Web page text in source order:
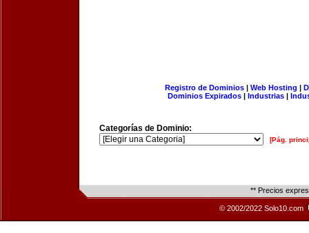
Registro de Dominios| Web Hosting |
Dominios Expirados | Industrias |
Categorías de Dominio:
[Pág.
** Precios
© 2002/2022 Solo10.com